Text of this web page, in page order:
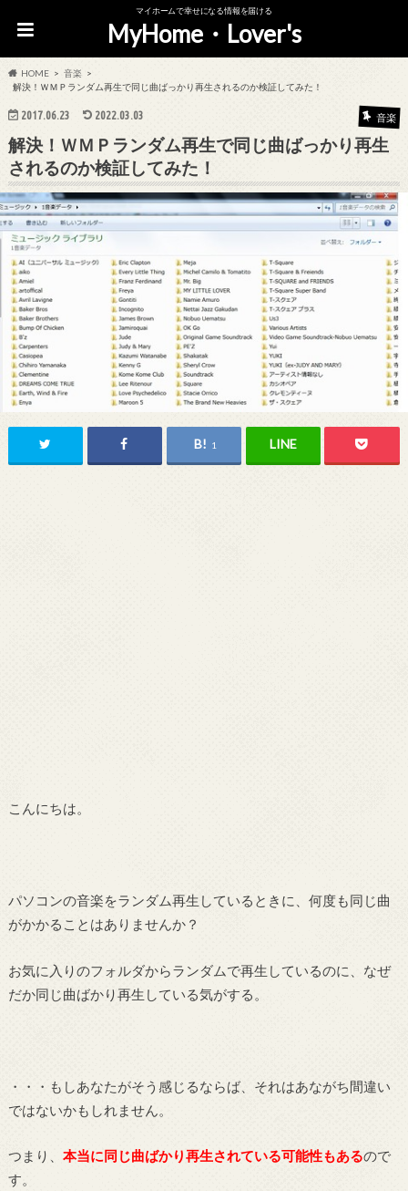
マイホームで幸せになる情報を届ける
MyHome・Lover's
HOME
音楽
解決！ＷＭＰランダム再生で同じ曲ばっかり再生されるのか検証してみた！
2017.06.23 2022.03.03 音楽
解決！ＷＭＰランダム再生で同じ曲ばっかり再生
されるのか検証してみた！
1
こんにちは。
パソコンの音楽をランダム再生しているときに、何度も同じ曲
がかかることはありませんか？
お気に入りのフォルダからランダムで再生しているのに、なぜ
だか同じ曲ばかり再生している気がする。
・・・もしあなたがそう感じるならば、それはあながち間違い
ではないかもしれません。
つまり、 本当に同じ曲ばかり再生されている可能性もあるので
す。